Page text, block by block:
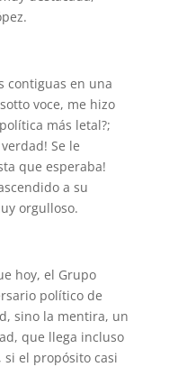
contiguas en una
voce, me hizo
más letal?;
Se le
que esperaba!
a su
orgulloso.
hoy, el Grupo
político de
sino la mentira, un
que llega incluso
si el propósito casi